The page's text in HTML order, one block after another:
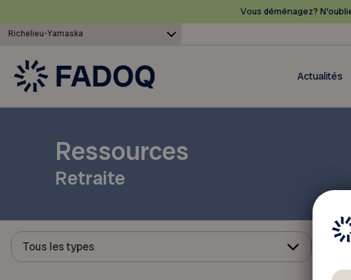
Vous déménagez?
Richelieu-Yamaska
Actualités
Ressources
Retraite
Tous les types